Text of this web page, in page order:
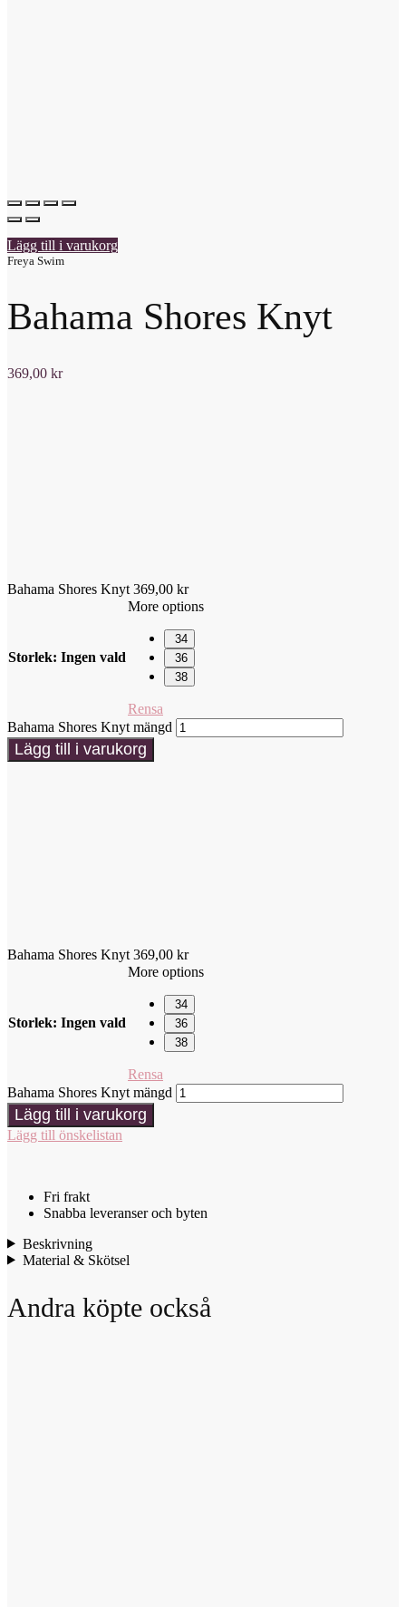
Lägg till i varukorg
Freya Swim
Bahama Shores Knyt
369,00 kr
Bahama Shores Knyt 369,00 kr
Storlek: Ingen vald
More options
34
36
38
Rensa
Bahama Shores Knyt mängd
Lägg till i varukorg
Bahama Shores Knyt 369,00 kr
Storlek: Ingen vald
More options
34
36
38
Rensa
Bahama Shores Knyt mängd
Lägg till i varukorg
Lägg till önskelistan
Fri frakt
Snabba leveranser och byten
Beskrivning
Material & Skötsel
Andra köpte också